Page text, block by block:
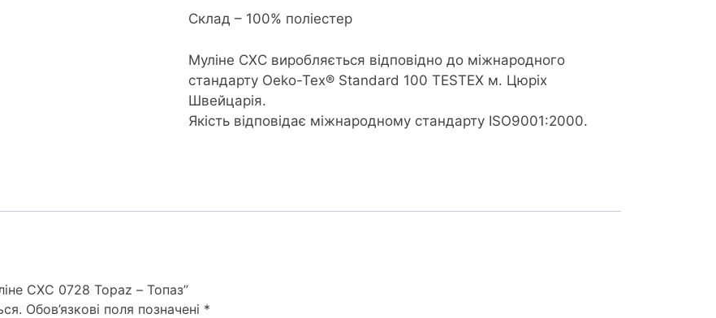
Склад – 100% поліестер
Муліне CXC виробляється відповідно до міжнародного
стандарту Oeko-Tex® Standard 100 TESTEX м. Цюріх
Швейцарія.
Якість відповідає міжнародному стандарту ISO9001:2000.
СХС 0728 Topaz – Топаз”
Обов’язкові поля позначені *